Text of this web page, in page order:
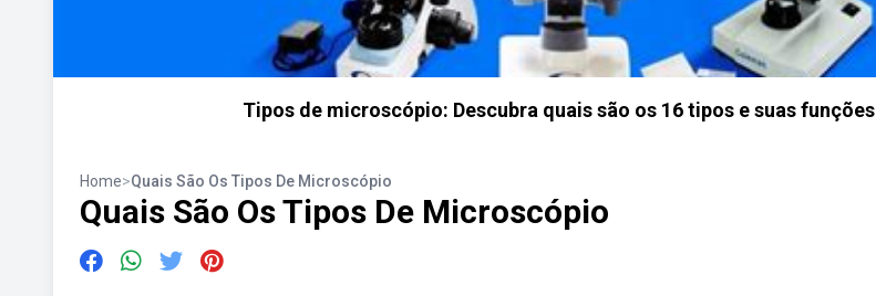
Tipos de microscópio: Descubra quais são os 16 tipos e suas funções
Home>Quais São Os Tipos De Microscópio
Quais São Os Tipos De Microscópio